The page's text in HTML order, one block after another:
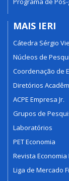
MAIS IERI
Cátedra Sérgio
Núcleos de
Coordenação de
Diretórios
ACPE Empresa Jr.
Grupos de
Laboratórios
PET Economia
Revista Economia
Liga de Mercado